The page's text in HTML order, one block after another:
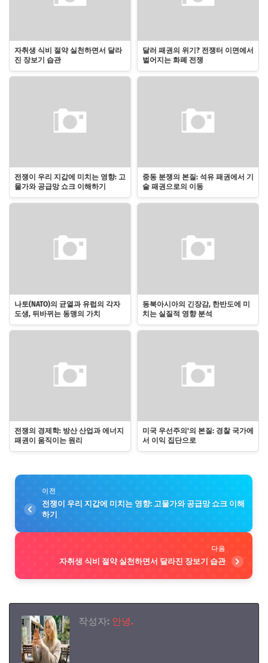
자취생 식비 절약 실천하면서 달라
진 장보기 습관
달러 패권의 위기? 전쟁터 이면에서
벌어지는 화폐 전쟁
전쟁이 우리 지갑에 미치는 영향: 고
물가와 공급망 쇼크 이해하기
중동 분쟁의 본질: 석유 패권에서 기
술 패권으로의 이동
나토(NATO)의 균열과 유럽의 각자
도생, 뒤바뀌는 동맹의 가치
동북아시아의 긴장감, 한반도에 미
치는 실질적 영향 분석
전쟁의 경제학: 방산 산업과 에너지
패권이 움직이는 원리
미국 우선주의'의 본질: 경찰 국가에
서 이익 집단으로
이전
전쟁이 우리 지갑에 미치는 영향: 고물가와 공급망 쇼크 이해
하기
다음
자취생 식비 절약 실천하면서 달라진 장보기 습관
작성자: 안녕.